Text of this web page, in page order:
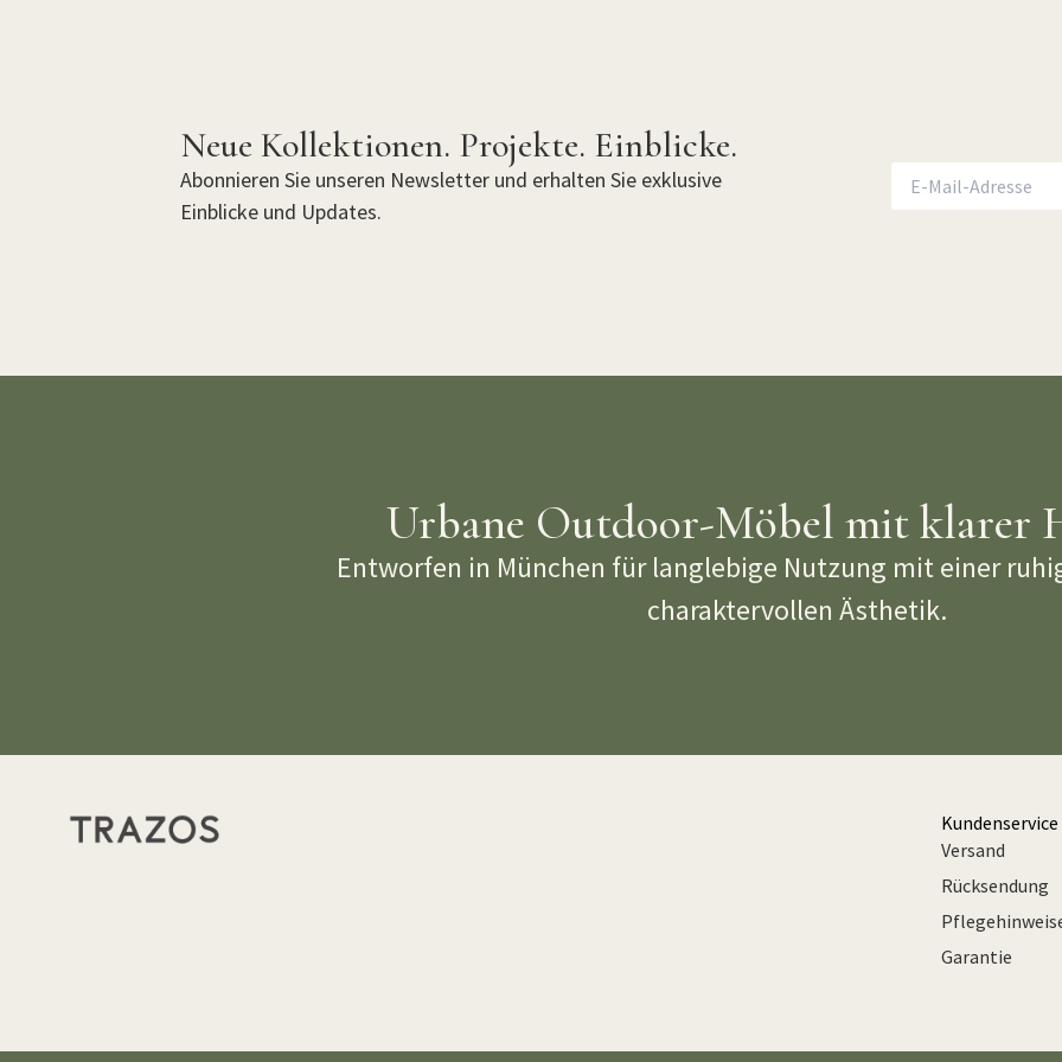
Neue Kollektionen. Projekte. Einblicke.
Abonnieren Sie unseren Newsletter und erhalten Sie exklusive
Einblicke und Updates.
Urbane Outdoor-Möbel mit klarer
Entworfen in München für langlebige Nutzung mit einer
charaktervollen Ästhetik.
Kundenservice
Versand
Rücksendung
Garantie